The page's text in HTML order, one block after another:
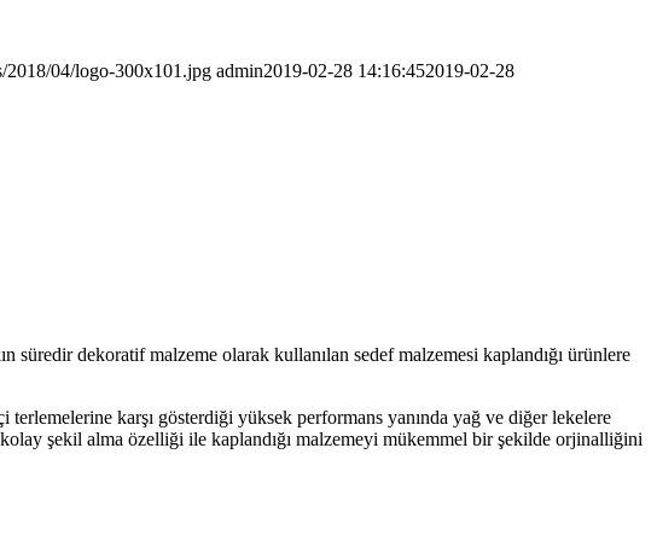
2018/04/logo-300x101.jpg admin2019-02-28 14:16:452019-02-28
dekoratif malzeme olarak kullanılan sedef malzemesi kaplandığı ürünlere
terlemelerine karşı gösterdiği yüksek performans yanında yağ ve diğer lekelere
şekil alma özelliği ile kaplandığı malzemeyi mükemmel bir şekilde orjinalliğini